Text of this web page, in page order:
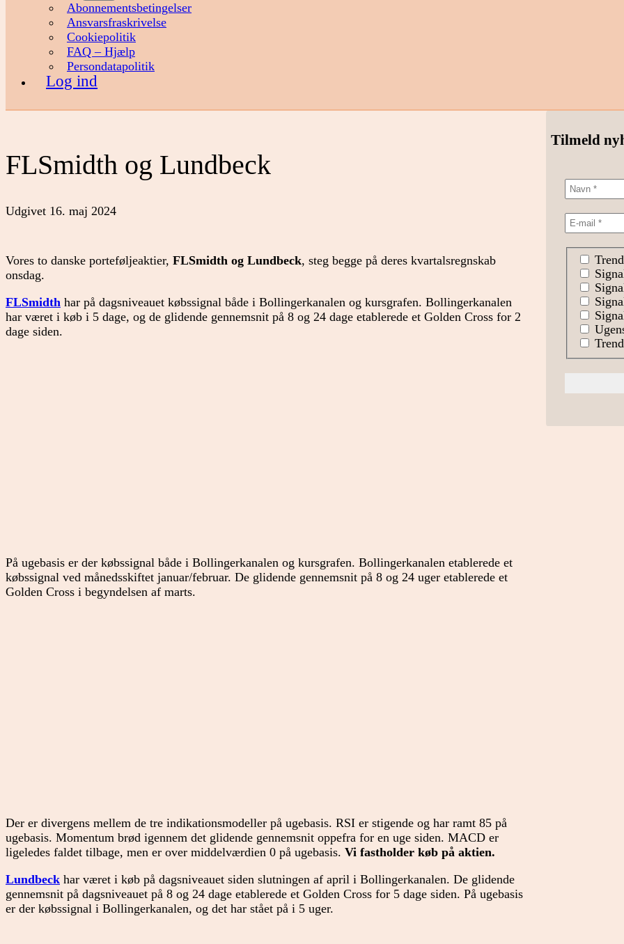
Abonnementsbetingelser
Ansvarsfraskrivelse
Cookiepolitik
FAQ – Hjælp
Persondatapolitik
Log ind
FLSmidth og Lundbeck
Udgivet 16. maj 2024
Vores to danske porteføljeaktier, FLSmidth og Lundbeck, steg begge på deres kvartalsregnskab
onsdag.
FLSmidth har på dagsniveauet købssignal både i Bollingerkanalen og kursgrafen. Bollingerkanalen
har været i køb i 5 dage, og de glidende gennemsnit på 8 og 24 dage etablerede et Golden Cross for 2
dage siden.
På ugebasis er der købssignal både i Bollingerkanalen og kursgrafen. Bollingerkanalen etablerede et
købssignal ved månedsskiftet januar/februar. De glidende gennemsnit på 8 og 24 uger etablerede et
Golden Cross i begyndelsen af marts.
Der er divergens mellem de tre indikationsmodeller på ugebasis. RSI er stigende og har ramt 85 på
ugebasis. Momentum brød igennem det glidende gennemsnit oppefra for en uge siden. MACD er
ligeledes faldet tilbage, men er over middelværdien 0 på ugebasis. Vi fastholder køb på aktien.
Lundbeck har været i køb på dagsniveauet siden slutningen af april i Bollingerkanalen. De glidende
gennemsnit på dagsniveauet på 8 og 24 dage etablerede et Golden Cross for 5 dage siden. På ugebasis
er der købssignal i Bollingerkanalen, og det har stået på i 5 uger.
Tilmeld